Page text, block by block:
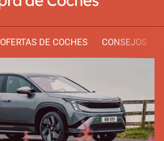
OFERTAS DE COCHES CONSEJOS